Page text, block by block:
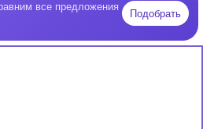
все предложения
Подобрать